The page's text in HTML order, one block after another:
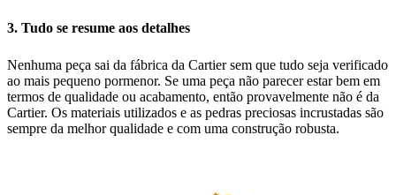
3. Tudo se resume aos detalhes
Nenhuma peça sai da fábrica da Cartier sem que tudo seja verificado
ao mais pequeno pormenor. Se uma peça não parecer estar bem em
termos de qualidade ou acabamento, então provavelmente não é da
Cartier. Os materiais utilizados e as pedras preciosas incrustadas são
sempre da melhor qualidade e com uma construção robusta.